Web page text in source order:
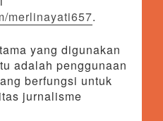
merlinayati657.
yang digunakan
adalah penggunaan
berfungsi untuk
jurnalisme